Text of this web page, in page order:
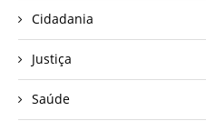
Cidadania
Justiça
Saúde